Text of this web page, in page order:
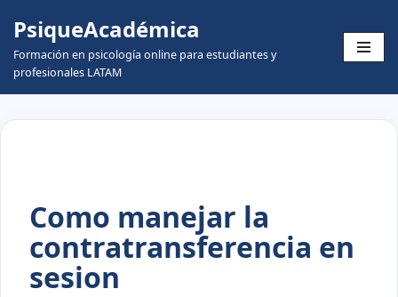
Skip
to
content
PsiqueAcadémica
Formación en psicología online para estudiantes y
profesionales LATAM
Como manejar la
contratransferencia en
sesion